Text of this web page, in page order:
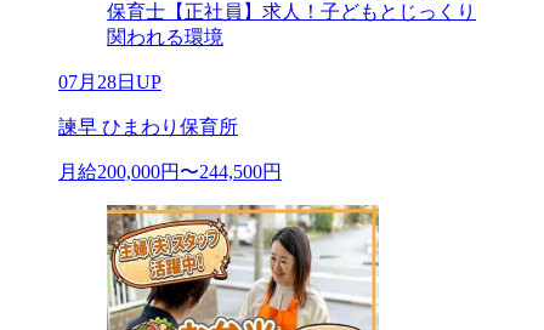
保育士【正社員】求人！子どもとじっくり
関われる環境
07月28日UP
諫早 ひまわり保育所
月給200,000円〜244,500円